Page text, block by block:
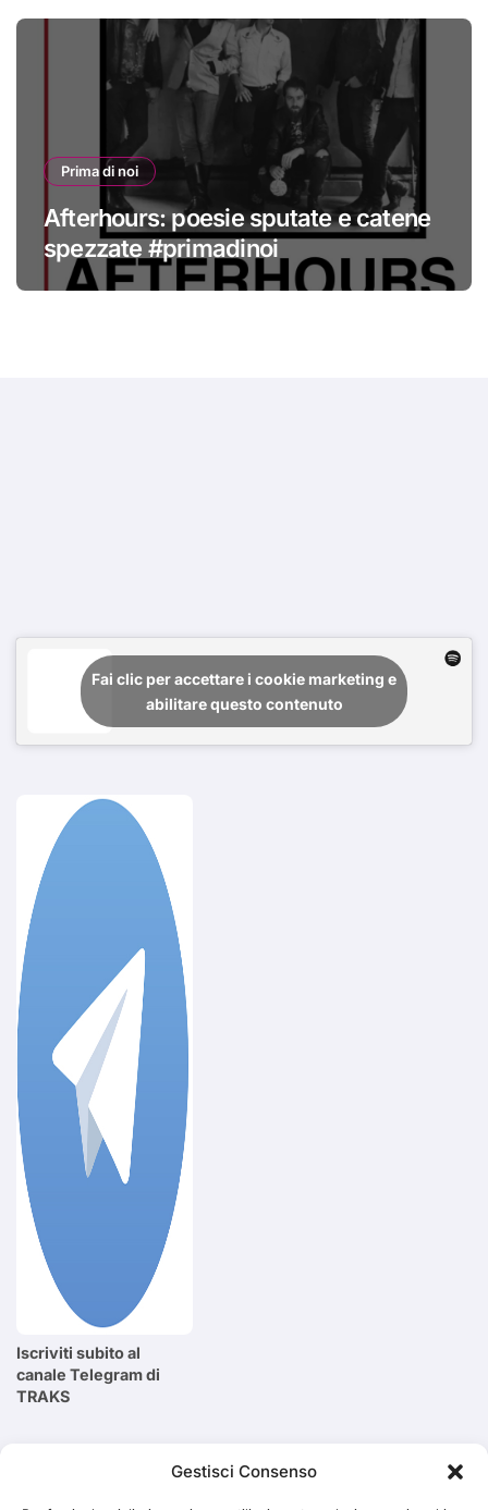
Gestisci Consenso
Prima di noi
Afterhours: poesie sputate e catene
spezzate #primadinoi
Fai clic per accettare i cookie marketing e
abilitare questo contenuto
Iscriviti subito al
canale Telegram di
TRAKS